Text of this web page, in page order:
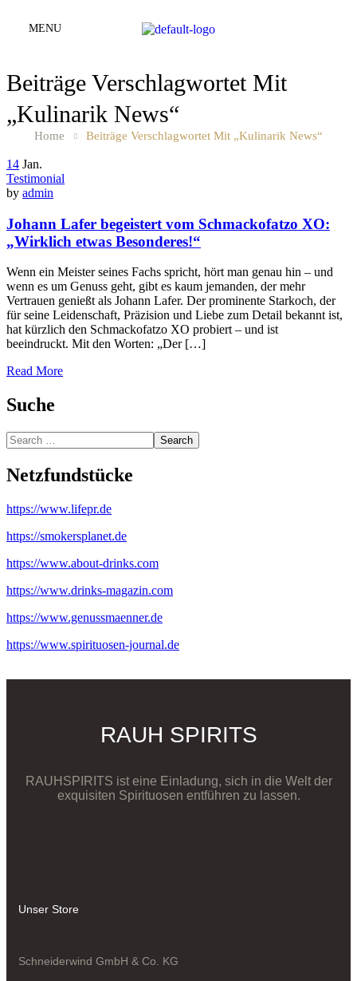
MENU
Beiträge Verschlagwortet Mit
„Kulinarik News“
Home Beiträge Verschlagwortet Mit „Kulinarik News“
14 Jan.
Testimonial
by admin
Johann Lafer begeistert vom Schmackofatzo XO:
„Wirklich etwas Besonderes!“
Wenn ein Meister seines Fachs spricht, hört man genau hin – und
wenn es um Genuss geht, gibt es kaum jemanden, der mehr
Vertrauen genießt als Johann Lafer. Der prominente Starkoch, der
für seine Leidenschaft, Präzision und Liebe zum Detail bekannt ist,
hat kürzlich den Schmackofatzo XO probiert – und ist
beeindruckt. Mit den Worten: „Der […]
Read More
Suche
Search
Netzfundstücke
https://www.lifepr.de
https://smokersplanet.de
https://www.about-drinks.com
https://www.drinks-magazin.com
https://www.genussmaenner.de
https://www.spirituosen-journal.de
RAUH SPIRITS
RAUHSPIRITS ist eine Einladung, sich in die Welt der
exquisiten Spirituosen entführen zu lassen.
Unser Store
Schneiderwind GmbH & Co. KG